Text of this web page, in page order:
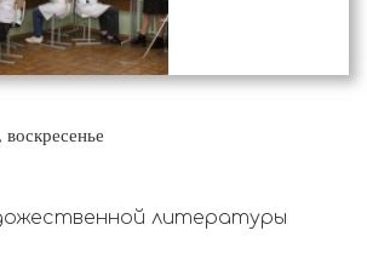
литературы